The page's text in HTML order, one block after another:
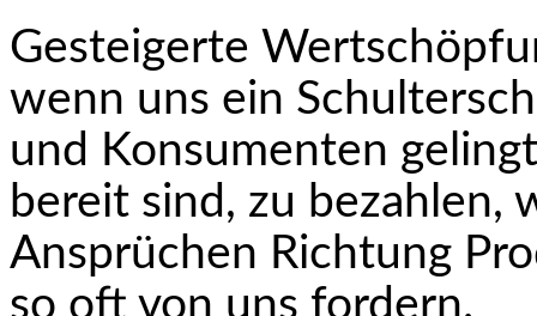
Gesteigerte
wenn uns ein
und Konsumenten
bereit sind, zu bezahlen,
Ansprüchen Rich­tung
so oft von uns fordern.